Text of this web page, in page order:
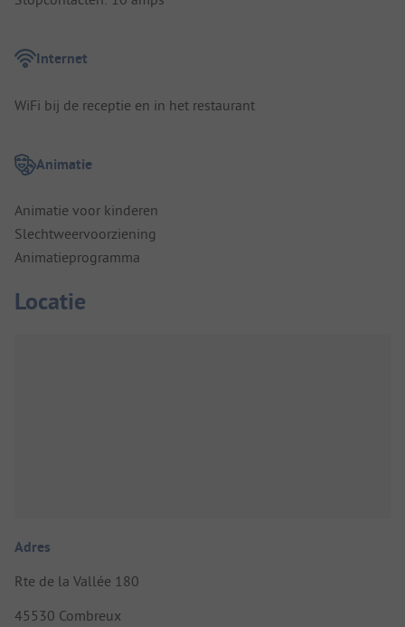
Internet
WiFi bij de receptie en in het restaurant
Animatie
Animatie voor kinderen
Slechtweervoorziening
Animatieprogramma
Locatie
Adres
Rte de la Vallée 180
45530 Combreux